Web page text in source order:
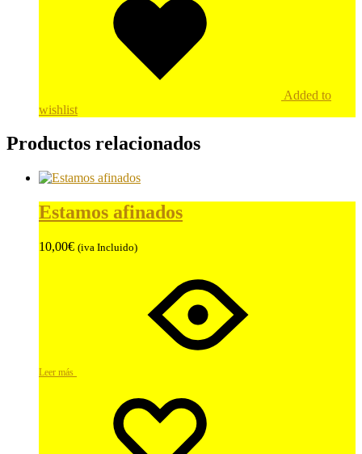
Added to
wishlist
Productos relacionados
Estamos afinados
10,00€ (iva Incluido)
Leer más